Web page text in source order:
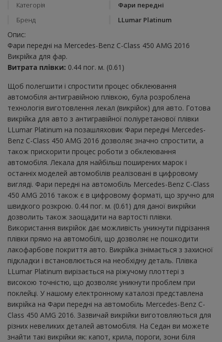
Категорія
Фари передні
Бренд
LLumar Platinum
Опис:
Фари передні на Mercedes-Benz C-Class 450 AMG 2016
Викрійка для фар.
Витрата плівки: 0.44 пог. м. (0.61)
Щоб полегшити і спростити процес обклеювання
автомобіля антигравійною плівкою, була розроблена
технологія виготовлення лекал (викрійок) для авто. Готова
викрійка для авто з антигравійної поліуретанової плівки
LLumar Platinum на позашляховик Фари передні Mercedes-
Benz C-Class 450 AMG 2016 дозволяє значно спростити, а
також прискорити процес роботи з обклеювання
автомобіля. Лекала для найбільш поширених марок і
останніх моделей автомобілів реалізовані в цифровому
вигляді. Фари передні на автомобіль Mercedes-Benz C-Class
450 AMG 2016 також є в цифровому форматі, що зручно для
швидкого розкрою. 0.44 пог. м. (0.61) для даної викрійки
дозволить також заощадити на вартості плівки.
Використання викрійок дає можливість уникнути підрізання
плівки прямо на автомобілі, що дозволяє не пошкодити
лакофарбове покриття авто. Викрійка знімається з захисної
підкладки і встановлюється на необхідну деталь. Плівка
LLumar Platinum вирізається на ріжучому плоттері з
високою точністю, що дозволяє уникнути проблем при
поклейці. У нашому електронному каталозі представлена ​​
викрійка на Фари передні на автомобіль Mercedes-Benz C-
Class 450 AMG 2016. Зазвичай викрійки виготовляються для
різних невеликих деталей автомобіля. На Седан ви можете
знайти такі викрійки як: капот, крила, пороги, зони біля